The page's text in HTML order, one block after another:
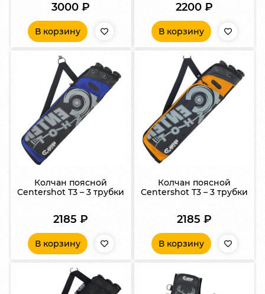
3000₽
В корзину
2200 ₽
В корзину
Колчан поясной
Centershot T3 – 3 трубки
2185₽
В корзину
Колчан поясной
Centershot T3 – 3 трубки
2185 ₽
В корзину